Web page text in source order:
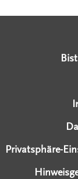
Privatsphäre-